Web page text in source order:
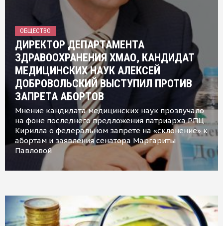
ОБЩЕСТВО
ДИРЕКТОР ДЕПАРТАМЕНТА
ЗДРАВООХРАНЕНИЯ ХМАО, КАНДИДАТ
МЕДИЦИНСКИХ НАУК АЛЕКСЕЙ
ДОБРОВОЛЬСКИЙ ВЫСТУПИЛ ПРОТИВ
ЗАПРЕТА АБОРТОВ
Мнение кандидата медицинских наук прозвучало
на фоне последнего предложения патриарха РПЦ
Кирилла о федеральном запрете на «склонение» к
абортам и заявления сенатора Маргариты
Павловой